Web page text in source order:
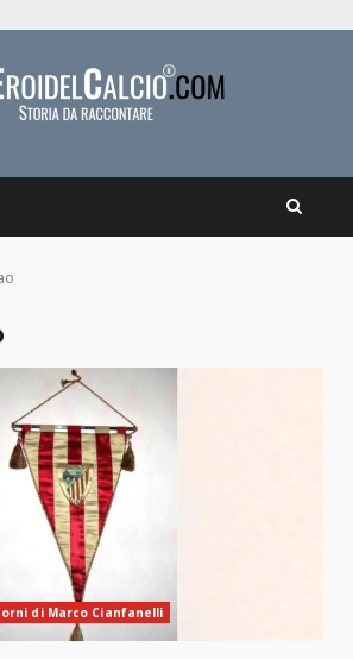
di Marco Cianfanelli